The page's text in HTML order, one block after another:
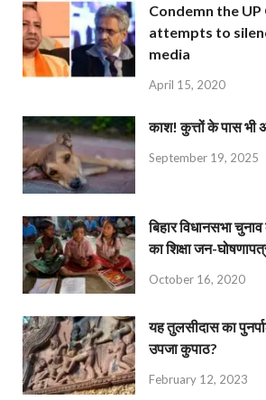
Condemn the UP
attempts to
media
April 15, 2020
काश! कुत्तों के पास भी
September 19, 2025
बिहार विधानसभा
का शिक्षा जन-
October 16, 2020
यह तुलसीदास का
उपजा कुपाठ?
February 12, 2023